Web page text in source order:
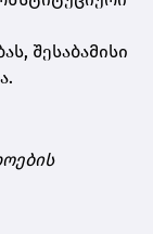
შესაბამისი